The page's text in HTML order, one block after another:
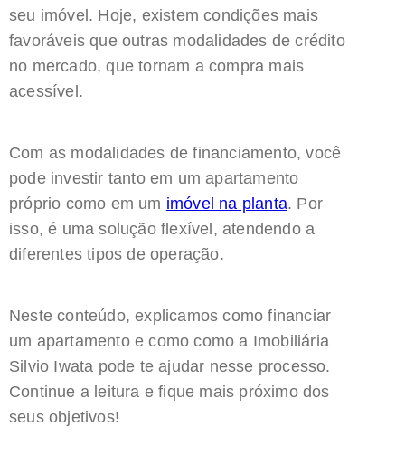
seu imóvel. Hoje, existem condições mais
favoráveis que outras modalidades de crédito
no mercado, que tornam a compra mais
acessível.
Com as modalidades de financiamento, você
pode investir tanto em um apartamento
próprio como em um imóvel na planta. Por
isso, é uma solução flexível, atendendo a
diferentes tipos de operação.
Neste conteúdo, explicamos como financiar
um apartamento e como como a Imobiliária
Silvio Iwata pode te ajudar nesse processo.
Continue a leitura e fique mais próximo dos
seus objetivos!